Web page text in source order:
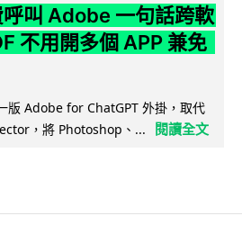
叫 Adobe 一句話跨軟
不用開多個 APP 兼免
版 Adobe for ChatGPT 外掛，取代
，將 Photoshop、...
閱讀全文